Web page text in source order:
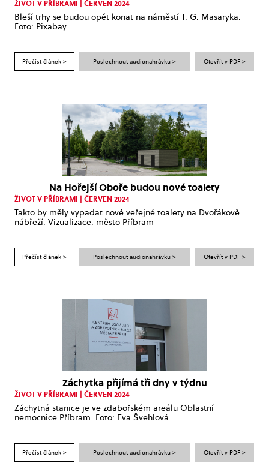
ŽIVOT V PŘÍBRAMI | ČERVEN 2024
Bleší trhy se budou opět konat na náměstí T. G. Masaryka.
Foto: Pixabay
Přečíst článek > Poslechnout audionahrávku > Otevřít v PDF >
Na Hořejší Oboře budou nové toalety
ŽIVOT V PŘÍBRAMI | ČERVEN 2024
Takto by měly vypadat nové veřejné toalety na Dvořákově
nábřeží. Vizualizace: město Příbram
Přečíst článek > Poslechnout audionahrávku > Otevřít v PDF >
Záchytka přijímá tři dny v týdnu
ŽIVOT V PŘÍBRAMI | ČERVEN 2024
Záchytná stanice je ve zdabořském areálu Oblastní
nemocnice Příbram. Foto: Eva Švehlová
Přečíst článek > Poslechnout audionahrávku > Otevřít v PDF >